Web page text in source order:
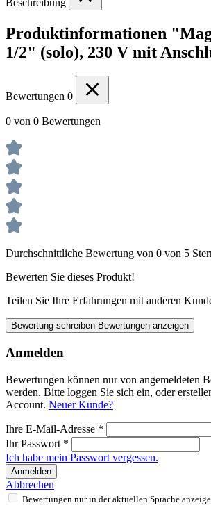
Produktinformationen
1/2" (solo), 230 V mit
Bewertungen 0
0 von 0 Bewertungen
Durchschnittliche Bewertung von 0 von 5
Bewerten Sie dieses Produkt!
Teilen Sie Ihre Erfahrungen mit anderen
Bewertung schreiben Bewertungen anzeigen
Anmelden
Bewertungen können nur von angemeldeten
werden. Bitte loggen Sie sich ein, oder
Account. Neuer Kunde?
Ihre E-Mail-Adresse *
Ihr Passwort *
Ich habe mein Passwort vergessen.
Anmelden
Abbrechen
Bewertungen nur in der aktuellen Sprache